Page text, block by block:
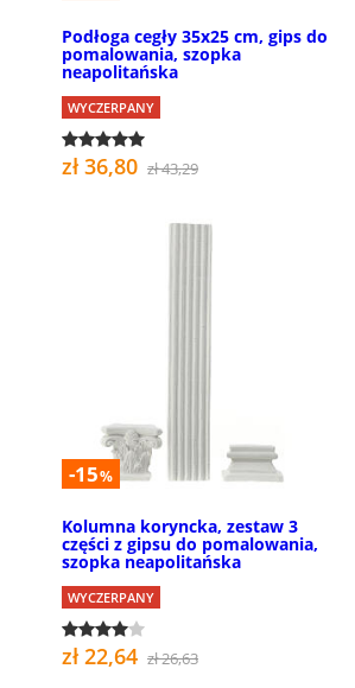
Podłoga cegły 35x25 cm, gips do
pomalowania, szopka
neapolitańska
WYCZERPANY
zł 36,80 zł 43,29
-15%
Kolumna koryncka, zestaw 3
części z gipsu do pomalowania,
szopka neapolitańska
WYCZERPANY
zł 22,64 zł 26,63